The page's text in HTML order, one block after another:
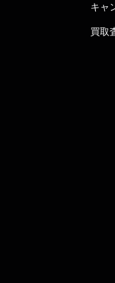
キャ
買取